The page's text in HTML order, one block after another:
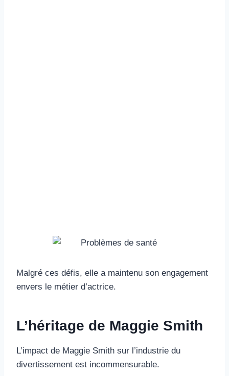
Malgré ces défis, elle a maintenu son engagement
envers le métier d’actrice.
L’héritage de Maggie Smith
L’impact de Maggie Smith sur l’industrie du
divertissement est incommensurable.